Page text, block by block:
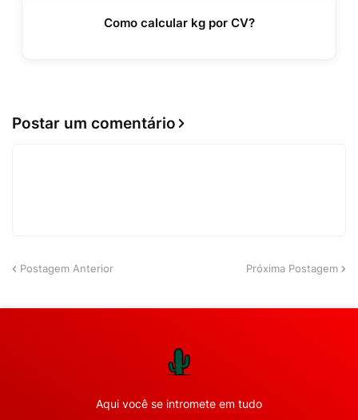
Como calcular kg por CV?
Postar um comentário
Postagem Anterior Próxima Postagem
Aqui você se intromete em tudo